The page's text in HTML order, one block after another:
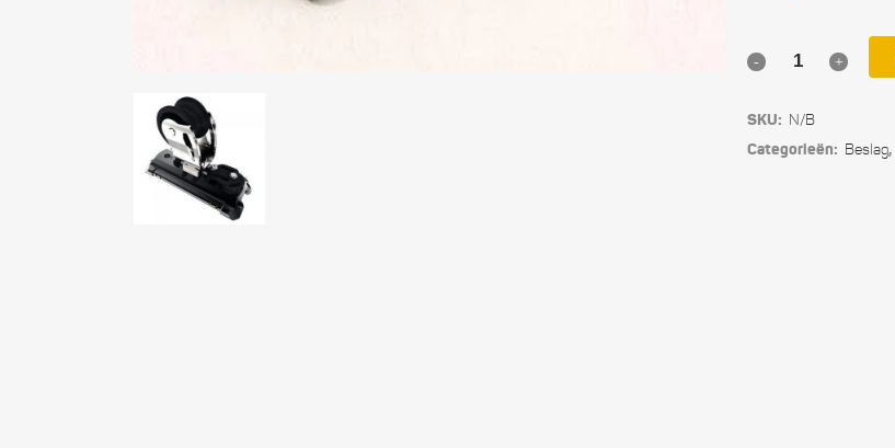
Lewmar
kogelgelagerd,
SKU: N/B
Categorieën: Beslag,